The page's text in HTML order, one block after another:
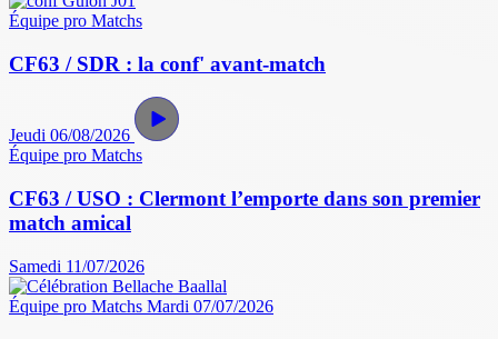
Équipe pro Matchs
CF63 / SDR : la conf' avant-match
Jeudi 06/08/2026
Équipe pro Matchs
CF63 / USO : Clermont l’emporte dans son premier
match amical
Samedi 11/07/2026
Équipe pro Matchs Mardi 07/07/2026